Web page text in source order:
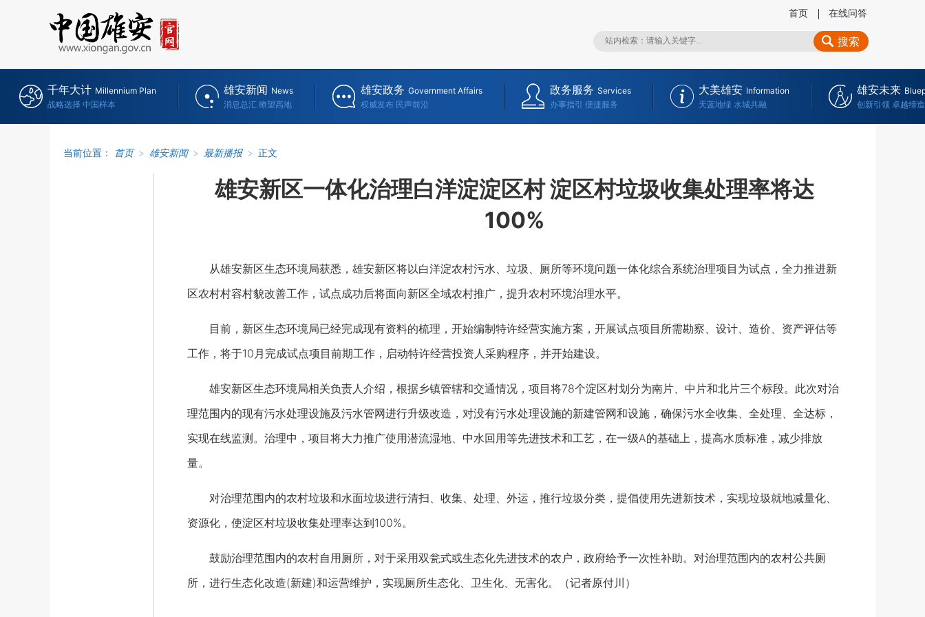
首页 在线问答
搜索
千年大计 Millennium Plan
战略选择 中国样本
雄安新闻 News
消息总汇 瞭望高地
雄安政务 Government Affairs
权威发布 民声前沿
政务服务 Services
办事指引 便捷服务
大美雄安 Information
天蓝地绿 水城共融
雄安未来
创新引领 卓越缔造
当前位置： 首页 > 雄安新闻 > 最新播报 > 正文
雄安新区一体化治理白洋淀淀区村 淀区村垃圾收集处理率将达
100%
从雄安新区生态环境局获悉，雄安新区将以白洋淀农村污水、垃圾、厕所等环境问题一体化综合系统治理项目为试点，全力推进新
区农村村容村貌改善工作，试点成功后将面向新区全域农村推广，提升农村环境治理水平。
目前，新区生态环境局已经完成现有资料的梳理，开始编制特许经营实施方案，开展试点项目所需勘察、设计、造价、资产评估等
工作，将于10月完成试点项目前期工作，启动特许经营投资人采购程序，并开始建设。
雄安新区生态环境局相关负责人介绍，根据乡镇管辖和交通情况，项目将78个淀区村划分为南片、中片和北片三个标段。此次对治
理范围内的现有污水处理设施及污水管网进行升级改造，对没有污水处理设施的新建管网和设施，确保污水全收集、全处理、全达标，
实现在线监测。治理中，项目将大力推广使用潜流湿地、中水回用等先进技术和工艺，在一级A的基础上，提高水质标准，减少排放
量。
对治理范围内的农村垃圾和水面垃圾进行清扫、收集、处理、外运，推行垃圾分类，提倡使用先进新技术，实现垃圾就地减量化、
资源化，使淀区村垃圾收集处理率达到100%。
鼓励治理范围内的农村自用厕所，对于采用双瓮式或生态化先进技术的农户，政府给予一次性补助。对治理范围内的农村公共厕
所，进行生态化改造(新建)和运营维护，实现厕所生态化、卫生化、无害化。（记者原付川）